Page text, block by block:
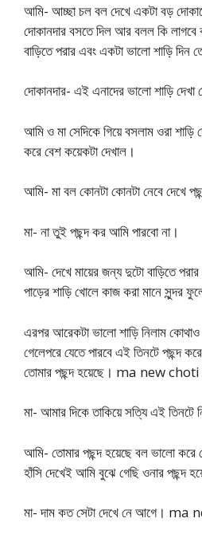
আমি- আচ্ছা চল বল দেখে একটা বড়
দোকানদার বসতে দিল আর বলল কি
বাড়িতে পরার এবং একটা ভালো শাড়ি
দোকানদার- এই এনাদের ভালো শাড়ি
আমি ও মা সেদিকে গিয়ে বসলাম ওরা
করে বেশ কয়েকটা দেখাল।
আমি- মা বল কোনটা কোনটা নেবে দেখে
মা- না তুই পছন্দ কর আমি পারবো না।
আমি- দেখে মায়ের জন্য দুটো বাড়িতে
পাড়ের শাড়ি খোলে কাজ করা মানে সুন্দর
এরপর আরেকটা ভালো শাড়ি নিলাম কোথাও
গেলেপরে যেতে পারবে এই তিনটে পছন্দ
তোমার পছন্দ হয়েছে। ma new choti
মা- আমার দিকে তাকিয়ে সত্যি এই তিনটে
আমি- তোমার পছন্দ হয়েছে বল ভালো করে
হাঁসি দেখেই আমি বুঝে গেছি ওনার পছন্দ
মা- দাম কত সেটা দেখে নে আগে।